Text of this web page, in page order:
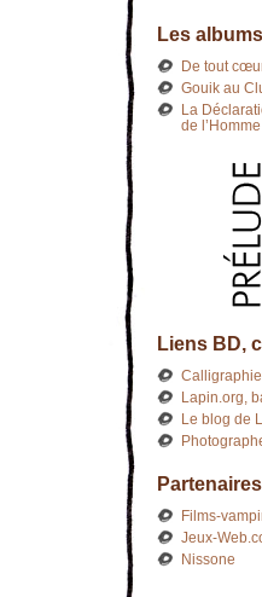
Les albums
De tout
Gouik au
La
de l’Homme
Liens BD,
Lapin.org,
Le blog de
Partenaires
Films-
Jeux-
Nissone